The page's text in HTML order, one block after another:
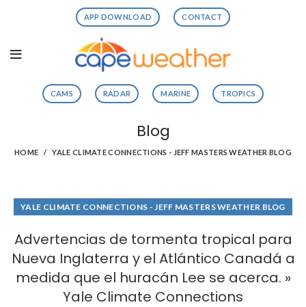
APP DOWNLOAD CONTACT
CAMS RADAR MARINE TROPICS
Blog
HOME YALE CLIMATE CONNECTIONS - JEFF MASTERS WEATHER BLOG
YALE CLIMATE CONNECTIONS - JEFF MASTERS WEATHER BLOG
Advertencias de tormenta tropical para
Nueva Inglaterra y el Atlántico Canadá a
medida que el huracán Lee se acerca. »
Yale Climate Connections